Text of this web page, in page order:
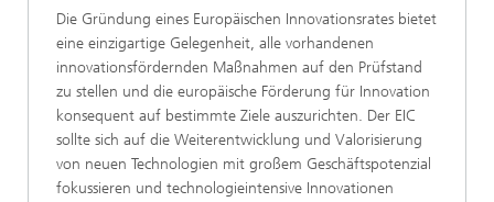
Die Gründung eines Europäischen Innovationsrates bietet
eine einzigartige Gelegenheit, alle vorhandenen
innovationsfördernden Maßnahmen auf den Prüfstand
zu stellen und die europäische Förderung für Innovation
konsequent auf bestimmte Ziele auszurichten. Der EIC
sollte sich auf die Weiterentwicklung und Valorisierung
von neuen Technologien mit großem Geschäftspotenzial
fokussieren und technologieintensive Innovationen